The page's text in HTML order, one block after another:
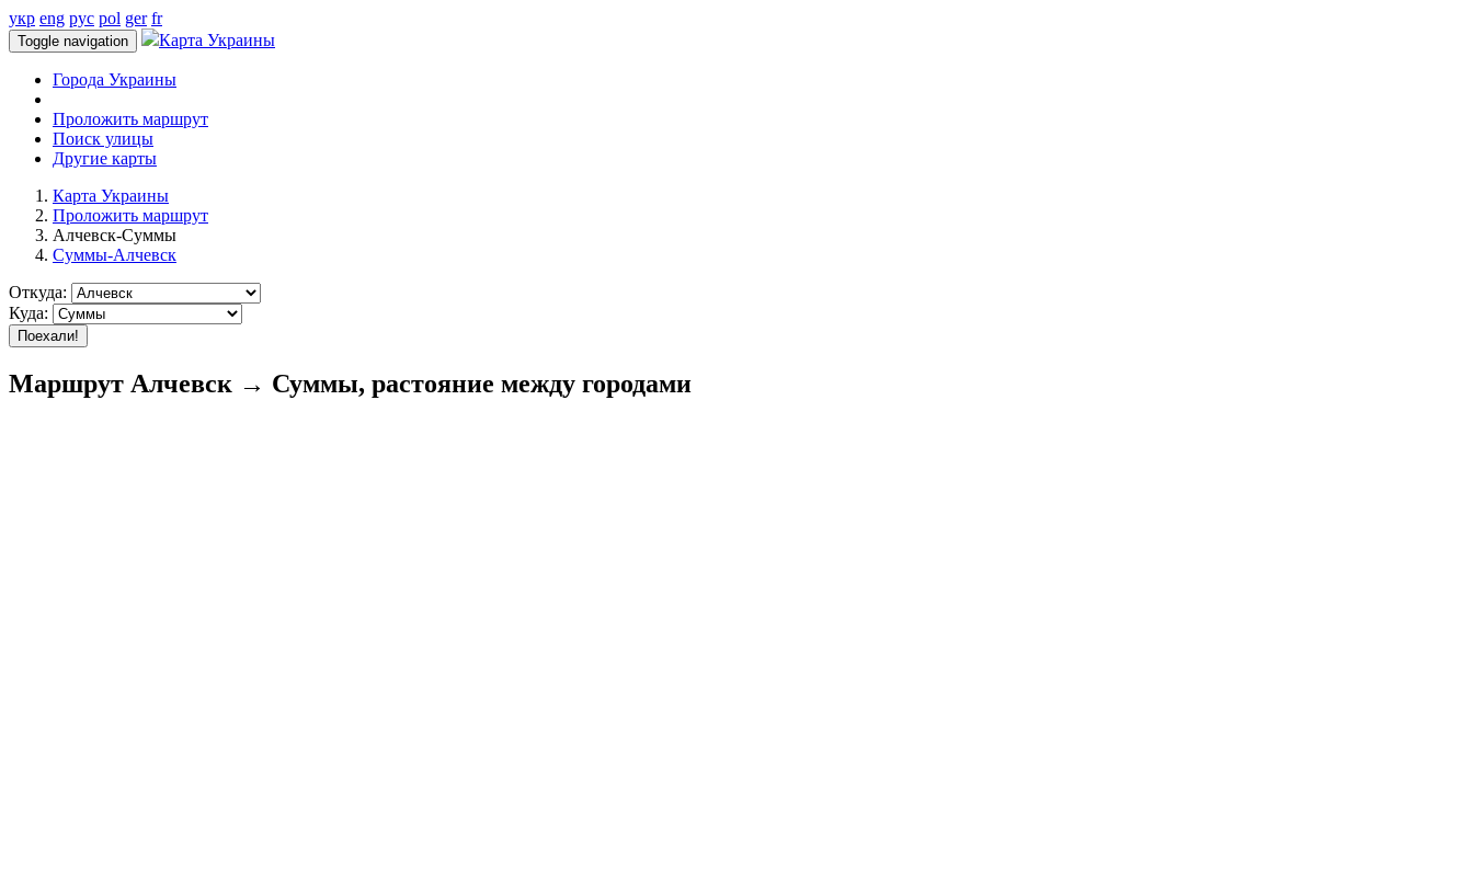
укр eng рус pol ger fr
Toggle navigation Карта Украины
Города Украины
Проложить маршрут
Поиск улицы
Другие карты
Карта Украины
Проложить маршрут
Алчевск-Суммы
Суммы-Алчевск
Откуда:
Куда:
Поехали!
Маршрут Алчевск → Суммы, растояние между городами